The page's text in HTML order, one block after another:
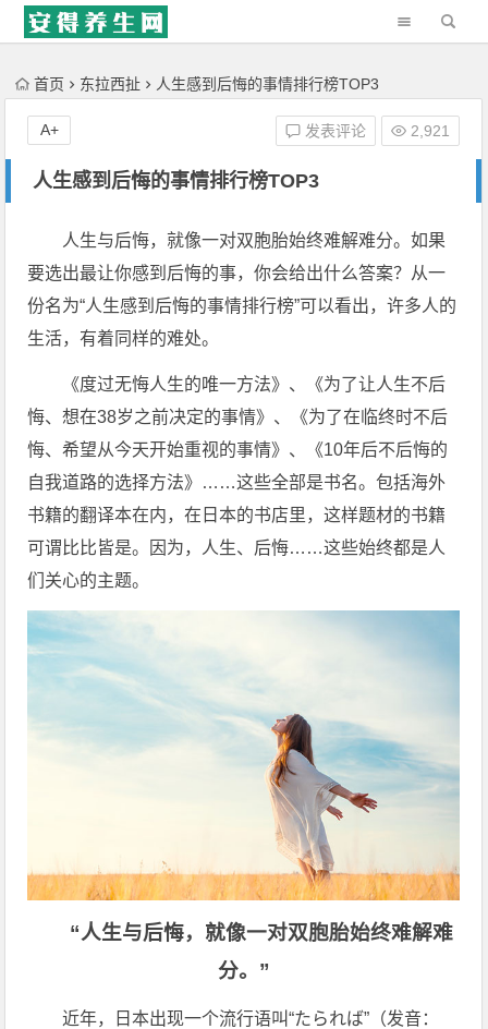
'); })();
首页 东拉西扯 人生感到后悔的事情排行榜TOP3
人生感到后悔的事情排行榜TOP3
发表评论 2,921
A+
人生与后悔，就像一对双胞胎始终难解难分。如果
要选出最让你感到后悔的事，你会给出什么答案？从一
份名为“人生感到后悔的事情排行榜”可以看出，许多人的
生活，有着同样的难处。
《度过无悔人生的唯一方法》、《为了让人生不后
悔、想在38岁之前决定的事情》、《为了在临终时不后
悔、希望从今天开始重视的事情》、《10年后不后悔的
自我道路的选择方法》……这些全部是书名。包括海外
书籍的翻译本在内，在日本的书店里，这样题材的书籍
可谓比比皆是。因为，人生、后悔……这些始终都是人
们关心的主题。
“人生与后悔，就像一对双胞胎始终难解难
分。”
近年，日本出现一个流行语叫“たられば”（发音：